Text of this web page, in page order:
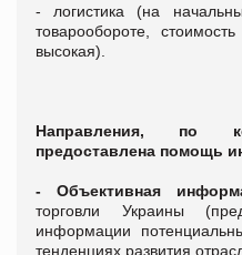
- логистика (на
товарообороте,
высокая).
Направления, по
предоставлена помощь
- Объективная
торговли Украины
информации
тенденциях развития